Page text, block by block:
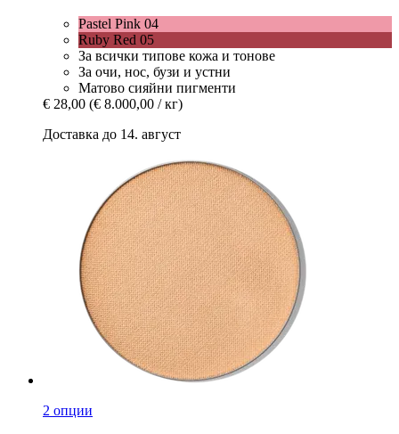
Pastel Pink 04
Ruby Red 05
За всички типове кожа и тонове
За очи, нос, бузи и устни
Матово сияйни пигменти
€ 28,00 (€ 8.000,00 / кг)
Доставка до 14. август
2 опции